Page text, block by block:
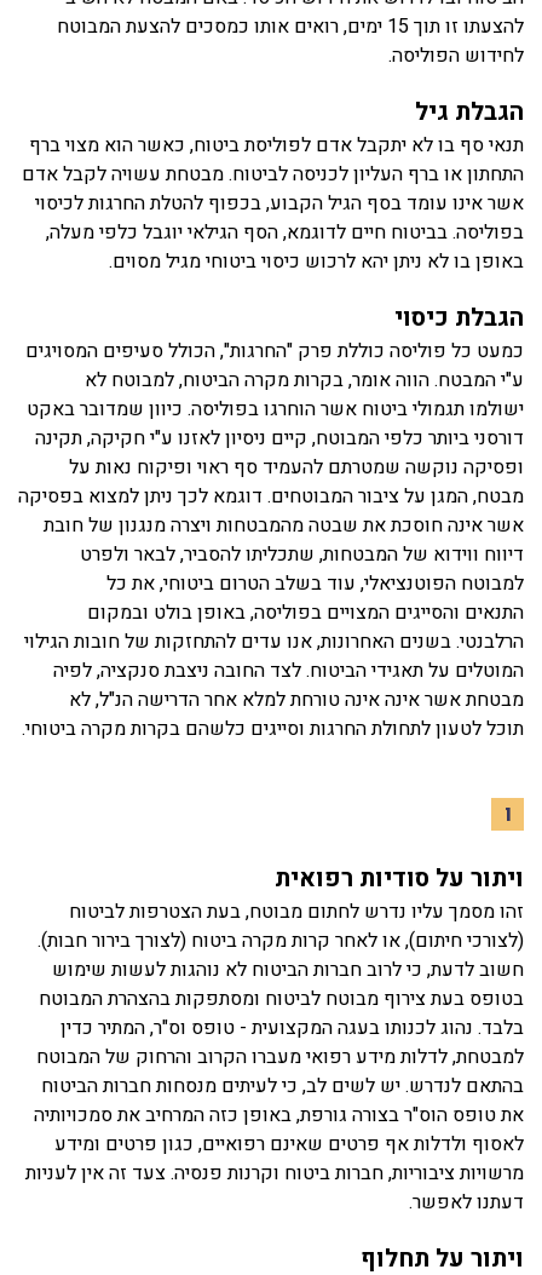
להצעתו זו תוך 15 ימים, רואים אותו כמסכים להצעת המבוטח
לחידוש הפוליסה.
הגבלת גיל
תנאי סף בו לא יתקבל אדם לפוליסת ביטוח, כאשר הוא מצוי ברף
התחתון או ברף העליון לכניסה לביטוח. מבטחת עשויה לקבל אדם
אשר אינו עומד בסף הגיל הקבוע, בכפוף להטלת החרגות לכיסוי
בפוליסה. בביטוח חיים לדוגמא, הסף הגילאי יוגבל כלפי מעלה,
באופן בו לא ניתן יהא לרכוש כיסוי ביטוחי מגיל מסוים.
הגבלת כיסוי
כמעט כל פוליסה כוללת פרק "החרגות", הכולל סעיפים המסויגים
ע"י המבטח. הווה אומר, בקרות מקרה הביטוח, למבוטח לא
ישולמו תגמולי ביטוח אשר הוחרגו בפוליסה. כיוון שמדובר באקט
דורסני ביותר כלפי המבוטח, קיים ניסיון לאזנו ע"י חקיקה, תקינה
ופסיקה נוקשה שמטרתם להעמיד סף ראוי ופיקוח נאות על
מבטח, המגן על ציבור המבוטחים. דוגמא לכך ניתן למצוא בפסיקה
אשר אינה חוסכת את שבטה מהמבטחות ויצרה מנגנון של חובת
דיווח ווידוא של המבטחות, שתכליתו להסביר, לבאר ולפרט
למבוטח הפוטנציאלי, עוד בשלב הטרום ביטוחי, את כל
התנאים והסייגים המצויים בפוליסה, באופן בולט ובמקום
הרלבנטי. בשנים האחרונות, אנו עדים להתחזקות של חובות הגילוי
המוטלים על תאגידי הביטוח. לצד החובה ניצבת סנקציה, לפיה
מבטחת אשר אינה אינה טורחת למלא אחר הדרישה הנ"ל, לא
תוכל לטעון לתחולת החרגות וסייגים כלשהם בקרות מקרה ביטוחי.
ו
ויתור על סודיות רפואית
זהו מסמך עליו נדרש לחתום מבוטח, בעת הצטרפות לביטוח
(לצורכי חיתום), או לאחר קרות מקרה ביטוח (לצורך בירור חבות).
חשוב לדעת, כי לרוב חברות הביטוח לא נוהגות לעשות שימוש
בטופס בעת צירוף מבוטח לביטוח ומסתפקות בהצהרת המבוטח
בלבד. נהוג לכנותו בעגה המקצועית - טופס וס"ר, המתיר כדין
למבטחת, לדלות מידע רפואי מעברו הקרוב והרחוק של המבוטח
בהתאם לנדרש. יש לשים לב, כי לעיתים מנסחות חברות הביטוח
את טופס הוס"ר בצורה גורפת, באופן כזה המרחיב את סמכויותיה
לאסוף ולדלות אף פרטים שאינם רפואיים, כגון פרטים ומידע
מרשויות ציבוריות, חברות ביטוח וקרנות פנסיה. צעד זה אין לעניות
דעתנו לאפשר.
ויתור על תחלוף